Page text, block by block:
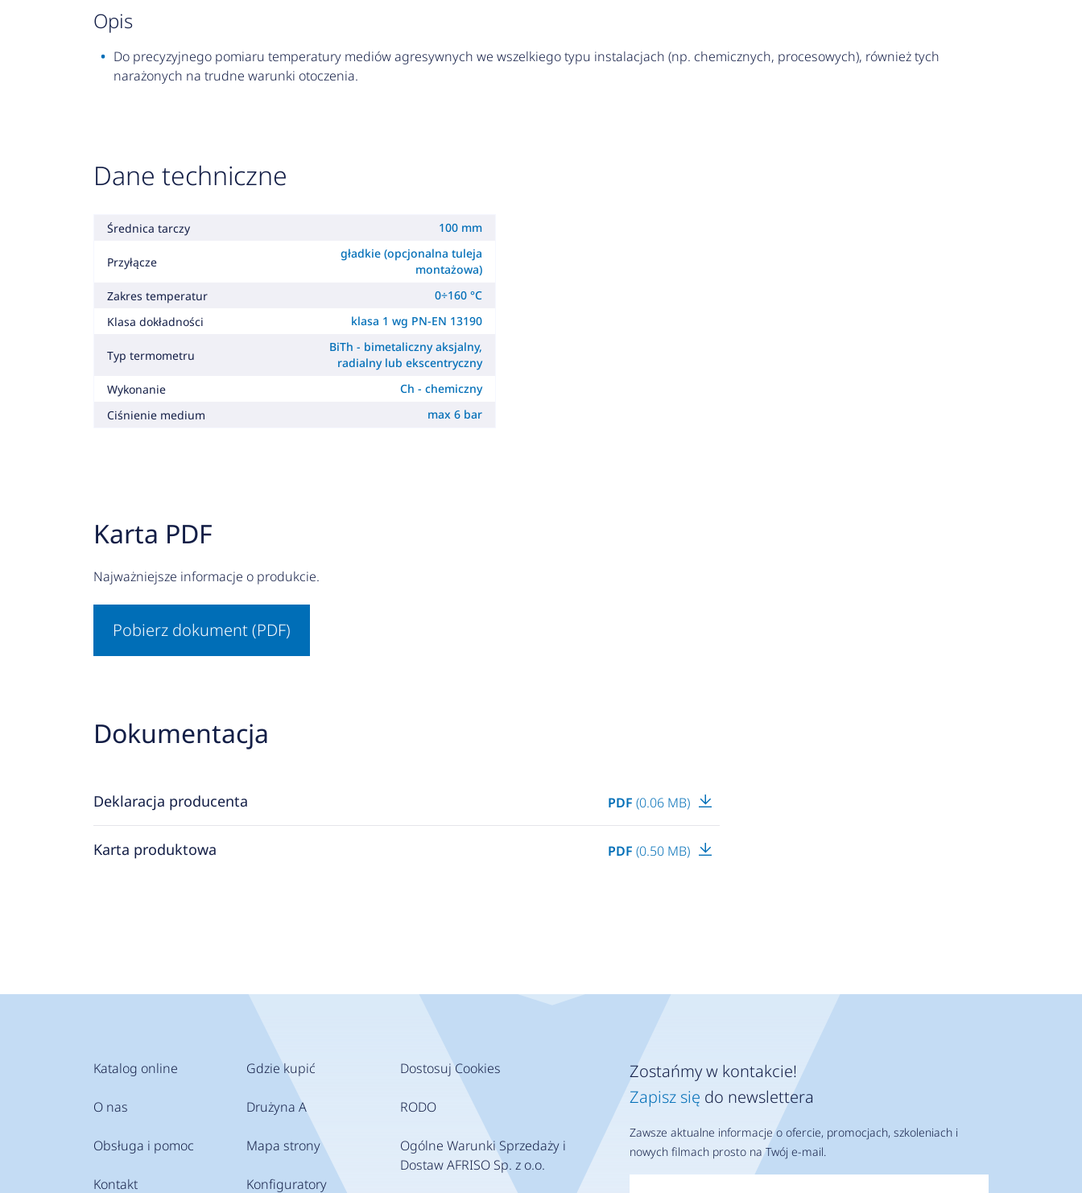
opis
Do precyzyjnego pomiaru temperatury mediów agresywnych we wszelkiego typu instalacjach (np. chemicznych, procesowych), również tych
narażonych na trudne warunki otoczenia.
Dane techniczne
Średnica tarczy 100 mm
Przyłącze
gładkie (opcjonalna tuleja
montażowa)
Zakres temperatur
0÷160 °C
Klasa dokładności
klasa 1 wg PN-EN 13190
Typ termometru
BiTh - bimetaliczny aksjalny,
radialny lub ekscentryczny
Wykonanie
Ch - chemiczny
Ciśnienie medium
max 6 bar
Karta PDF
Najważniejsze informacje o produkcie.
Pobierz dokument (PDF)
Dokumentacja
Deklaracja producenta PDF (0.06 MB)
Karta produktowa PDF (0.50 MB)
Katalog online
O nas
Obsługa i pomoc
Kontakt
Gdzie kupić
Drużyna A
Mapa strony
Konfiguratory
Dostosuj Cookies
RODO
Ogólne Warunki Sprzedaży i
Dostaw AFRISO Sp. z o.o.
Zostańmy w kontakcie!
Zapisz się do newslettera
Zawsze aktualne informacje o ofercie, promocjach, szkoleniach i
nowych filmach prosto na Twój e-mail.